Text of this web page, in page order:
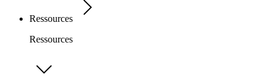
Ressources
Ressources